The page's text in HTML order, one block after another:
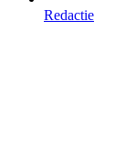
Redactie